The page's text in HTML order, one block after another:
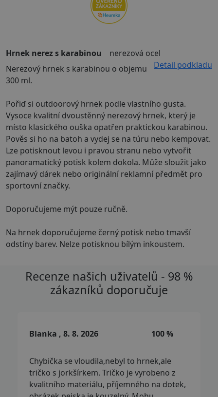
Hrnek nerez s karabinou
nerezová ocel
Detail podkladu
Nerezový hrnek s karabinou o objemu
300 ml.
Pořiď si outdoorový hrnek podle vlastního gusta.
Vysoce kvalitní dvoustěnný nerezový hrnek, který je
místo klasického ouška opatřen praktickou karabinou.
Pověs si ho na batoh a vydej se na túru nebo kempovat.
Lze potisknout levou i pravou stranu nebo vytvořit
panoramatický potisk kolem dokola. Může sloužit jako
zajímavý dárek nebo originální reklamní předmět pro
sportovní značky.
Doporučujeme mýt pouze ručně.
Na hrnek doporučujeme černý potisk nebo tmavší
odstíny barev. Nelze potisknou bílým inkoustem.
Recenze našich uživatelů - 98 %
zákazníků doporučuje
Blanka , 8. 8. 2026 100 %
Chybička se vloudila,nebyl to hrnek,ale
tričko s jorkšírkem. Tričko je vyrobeno z
kvalitního materiálu, příjemného na dotek,